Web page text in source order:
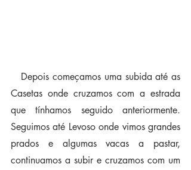
Casetas onde cruzamos com a estrada
que tínhamos seguido anteriormente.
Seguimos até Levoso onde vimos grandes
prados e algumas vacas a pastar,
continuamos a subir e cruzamos com um